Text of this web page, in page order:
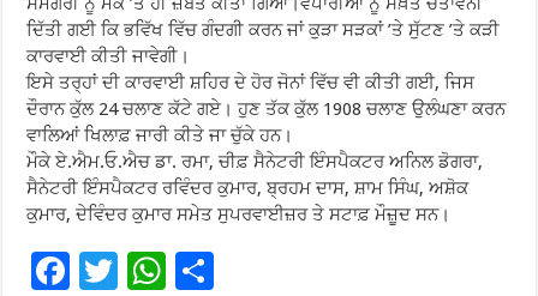
ਦਿੱਤੀ ਗਈ ਕਿ ਭਵਿੱਖ ਵਿੱਚ ਗੰਦਗੀ ਕਰਨ ਜਾਂ ਕੁੜਾ ਸੜਕਾਂ ’ਤੇ ਸੁੱਟਣ ’ਤੇ ਕੜੀ
ਕਾਰਵਾਈ ਕੀਤੀ ਜਾਵੇਗੀ।
ਇਸੇ ਤਰ੍ਹਾਂ ਦੀ ਕਾਰਵਾਈ ਸ਼ਹਿਰ ਦੇ ਹੋਰ ਜੋਨਾਂ ਵਿੱਚ ਵੀ ਕੀਤੀ ਗਈ, ਜਿਸ
ਦੌਰਾਨ ਕੁੱਲ 24 ਚਲਾਣ ਕੱਟੇ ਗਏ। ਹੁਣ ਤੱਕ ਕੁੱਲ 1908 ਚਲਾਣ ਉਲੰਘਣਾ ਕਰਨ
ਵਾਲਿਆਂ ਖਿਲਾਫ਼ ਜਾਰੀ ਕੀਤੇ ਜਾ ਚੁੱਕੇ ਹਨ।
ਮੌਕੇ ਏ.ਐਮ.ਓ.ਐਚ ਡਾ. ਰਮਾ, ਚੀਫ਼ ਸੈਨੇਟਰੀ ਇੰਸਪੈਕਟਰ ਅਨਿਲ ਡੋਗਰਾ,
ਸੈਨੇਟਰੀ ਇੰਸਪੈਕਟਰ ਰਵਿੰਦਰ ਕੁਮਾਰ, ਬ੍ਰਹਮ ਦਾਸ, ਸ਼ਾਮ ਸਿੰਘ, ਅਸ਼ੋਕ
ਕੁਮਾਰ, ਦੇਵਿੰਦਰ ਕੁਮਾਰ ਸਮੇਤ ਸੁਪਰਵਾਈਜ਼ਰ ਤੇ ਸਟਾਫ਼ ਮੌਜ਼ੂਦ ਸਨ।
F
T
W